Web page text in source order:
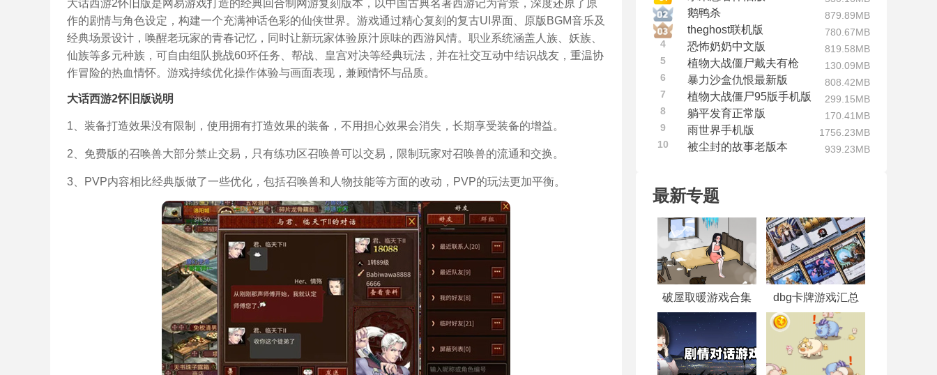
大话西游2怀旧版是网易游戏打造的经典回合制网游复刻版本，以中国古典名著西游记为背景，深度还原了原
作的剧情与角色设定，构建一个充满神话色彩的仙侠世界。游戏通过精心复刻的复古UI界面、原版BGM音乐及
经典场景设计，唤醒老玩家的青春记忆，同时让新玩家体验原汁原味的西游风情。职业系统涵盖人族、妖族、
仙族等多元种族，可自由组队挑战60环任务、帮战、皇宫对决等经典玩法，并在社交互动中结识战友，重温协
作冒险的热血情怀。游戏持续优化操作体验与画面表现，兼顾情怀与品质。
大话西游2怀旧版说明
1、装备打造效果没有限制，使用拥有打造效果的装备，不用担心效果会消失，长期享受装备的增益。
2、免费版的召唤兽大部分禁止交易，只有练功区召唤兽可以交易，限制玩家对召唤兽的流通和交换。
3、PVP内容相比经典版做了一些优化，包括召唤兽和人物技能等方面的改动，PVP的玩法更加平衡。
鹅鸭杀 879.89MB
theghost联机版
780.67MB
4
恐怖奶奶中文版
819.58MB
5
植物大战僵尸戴夫有枪
130.09MB
6
暴力沙盒仇恨最新版
808.42MB
7
植物大战僵尸95版手机版
299.15MB
8
躺平发育正常版
170.41MB
9
雨世界手机版
1756.23MB
10
被尘封的故事老版本 939.23MB
最新专题
破屋取暖游戏合集 dbg卡牌游戏汇总